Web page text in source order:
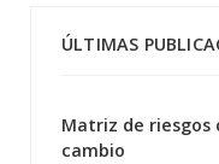
ÚLTIMAS
Matriz de riesgos
cambio